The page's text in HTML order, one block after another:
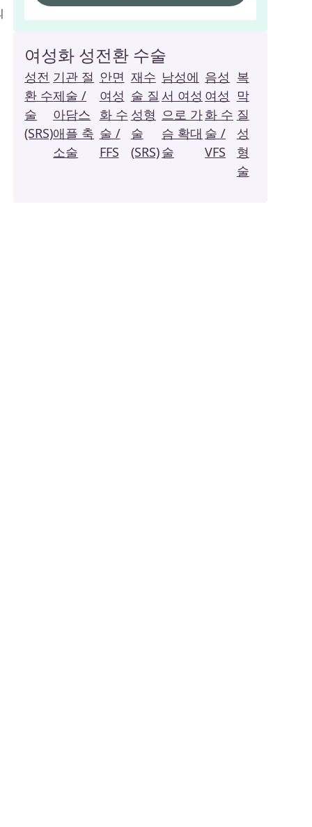
여성화 성전환 수술
성전
환 수
술
(SRS)
기관 절
제술 /
아담스
애플 축
소술
안면
여성
화 수
술 /
FFS
재수
술 질
성형
술
(SRS)
남성에
서 여성
으로 가
슴 확대
술
음성
여성
화 수
술 /
VFS
복
막
질
성
형
술